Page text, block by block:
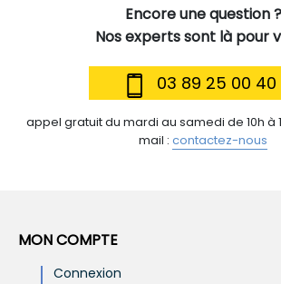
Encore une question ?
Nos experts sont là pour
03 89 25 00 40
appel gratuit du mardi au samedi de 10h à
mail : contactez-nous
MON COMPTE
Connexion